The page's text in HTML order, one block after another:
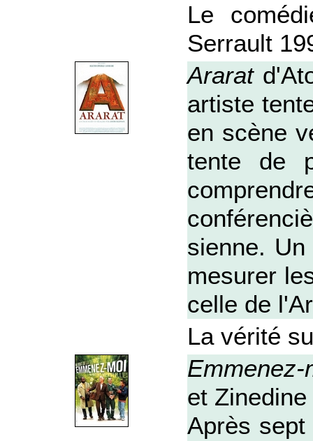
Le
Serrault
Ararat
artiste
en scène
tente de
sienne.
mesurer
celle de
La vérité
Emmenez-
et
Après